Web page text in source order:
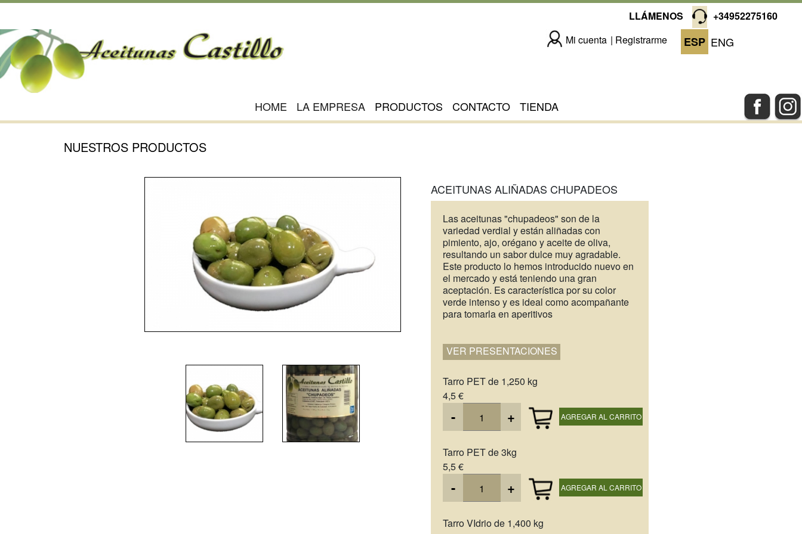
LLÁMENOS
+34952275160
Mi cuenta
Registrarme ESP ENG
HOME LA EMPRESA PRODUCTOS CONTACTO TIENDA
NUESTROS PRODUCTOS
ACEITUNAS ALIÑADAS CHUPADEOS
Las aceitunas "chupadeos" son de la
variedad verdial y están aliñadas con
pimiento, ajo, orégano y aceite de oliva,
resultando un sabor dulce muy agradable.
Este producto lo hemos introducido nuevo en
el mercado y está teniendo una gran
aceptación. Es característica por su color
verde intenso y es ideal como acompañante
para tomarla en aperitivos
VER PRESENTACIONES
Tarro PET de 1,250 kg
4,5 €
- + AGREGAR AL CARRITO
Tarro PET de 3kg
5,5 €
- + AGREGAR AL CARRITO
Tarro VIdrio de 1,400 kg